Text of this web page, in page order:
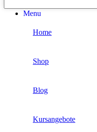
Menu
Home
Shop
Blog
Kursangebote